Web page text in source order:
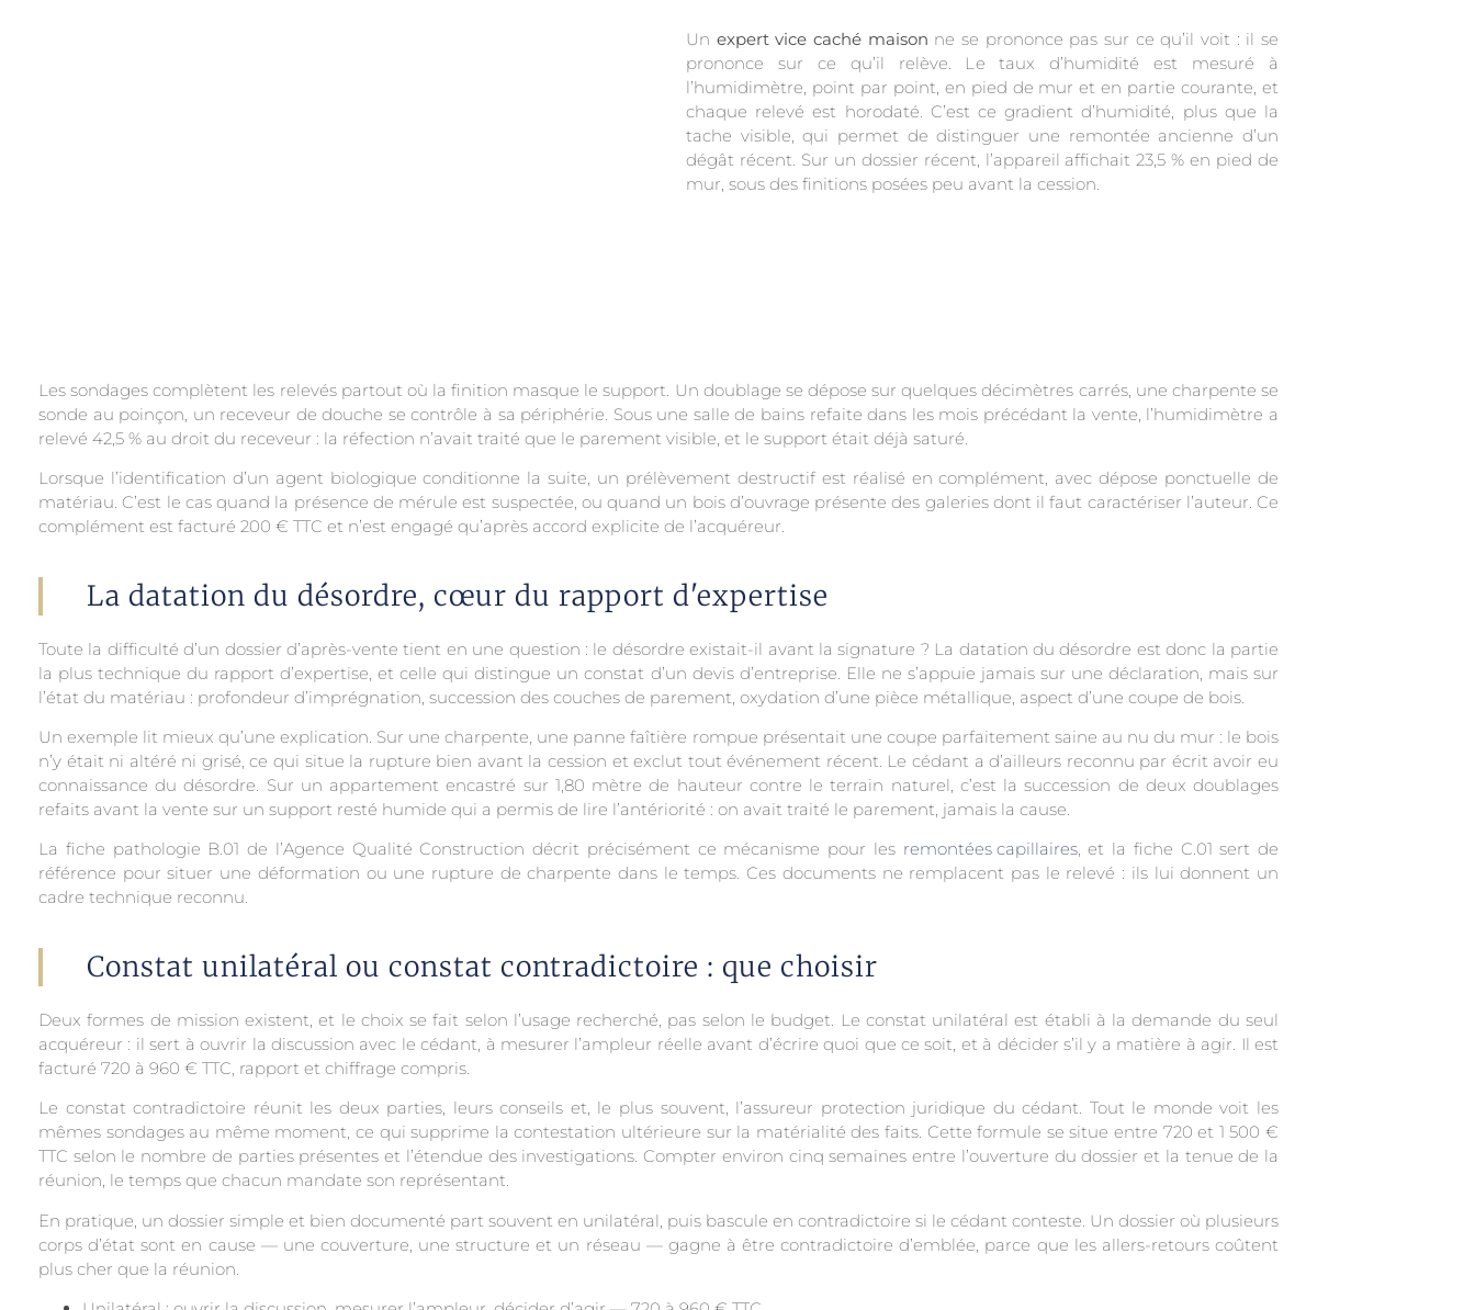
Un expert vice caché maison ne se prononce pas sur ce qu’il voit : il se
prononce sur ce qu’il relève. Le taux d’humidité est mesuré à
l’humidimètre, point par point, en pied de mur et en partie courante, et
chaque relevé est horodaté. C’est ce gradient d’humidité, plus que la
tache visible, qui permet de distinguer une remontée ancienne d’un
dégât récent. Sur un dossier récent, l’appareil affichait 23,5 % en pied de
mur, sous des finitions posées peu avant la cession.
Les sondages complètent les relevés partout où la finition masque le support. Un doublage se dépose sur quelques décimètres carrés, une charpente se
sonde au poinçon, un receveur de douche se contrôle à sa périphérie. Sous une salle de bains refaite dans les mois précédant la vente, l’humidimètre a
relevé 42,5 % au droit du receveur : la réfection n’avait traité que le parement visible, et le support était déjà saturé.
Lorsque l’identification d’un agent biologique conditionne la suite, un prélèvement destructif est réalisé en complément, avec dépose ponctuelle de
matériau. C’est le cas quand la présence de mérule est suspectée, ou quand un bois d’ouvrage présente des galeries dont il faut caractériser l’auteur. Ce
complément est facturé 200 € TTC et n’est engagé qu’après accord explicite de l’acquéreur.
La datation du désordre, cœur du rapport d'expertise
Toute la difficulté d’un dossier d’après-vente tient en une question : le désordre existait-il avant la signature ? La datation du désordre est donc la partie
la plus technique du rapport d’expertise, et celle qui distingue un constat d’un devis d’entreprise. Elle ne s’appuie jamais sur une déclaration, mais sur
l’état du matériau : profondeur d’imprégnation, succession des couches de parement, oxydation d’une pièce métallique, aspect d’une coupe de bois.
Un exemple lit mieux qu’une explication. Sur une charpente, une panne faîtière rompue présentait une coupe parfaitement saine au nu du mur : le bois
n’y était ni altéré ni grisé, ce qui situe la rupture bien avant la cession et exclut tout événement récent. Le cédant a d’ailleurs reconnu par écrit avoir eu
connaissance du désordre. Sur un appartement encastré sur 1,80 mètre de hauteur contre le terrain naturel, c’est la succession de deux doublages
refaits avant la vente sur un support resté humide qui a permis de lire l’antériorité : on avait traité le parement, jamais la cause.
La fiche pathologie B.01 de l’Agence Qualité Construction décrit précisément ce mécanisme pour les remontées capillaires, et la fiche C.01 sert de
référence pour situer une déformation ou une rupture de charpente dans le temps. Ces documents ne remplacent pas le relevé : ils lui donnent un
cadre technique reconnu.
Constat unilatéral ou constat contradictoire : que choisir
Deux formes de mission existent, et le choix se fait selon l’usage recherché, pas selon le budget. Le constat unilatéral est établi à la demande du seul
acquéreur : il sert à ouvrir la discussion avec le cédant, à mesurer l’ampleur réelle avant d’écrire quoi que ce soit, et à décider s’il y a matière à agir. Il est
facturé 720 à 960 € TTC, rapport et chiffrage compris.
Le constat contradictoire réunit les deux parties, leurs conseils et, le plus souvent, l’assureur protection juridique du cédant. Tout le monde voit les
mêmes sondages au même moment, ce qui supprime la contestation ultérieure sur la matérialité des faits. Cette formule se situe entre 720 et 1 500 €
TTC selon le nombre de parties présentes et l’étendue des investigations. Compter environ cinq semaines entre l’ouverture du dossier et la tenue de la
réunion, le temps que chacun mandate son représentant.
En pratique, un dossier simple et bien documenté part souvent en unilatéral, puis bascule en contradictoire si le cédant conteste. Un dossier où plusieurs
corps d’état sont en cause — une couverture, une structure et un réseau — gagne à être contradictoire d’emblée, parce que les allers-retours coûtent
plus cher que la réunion.